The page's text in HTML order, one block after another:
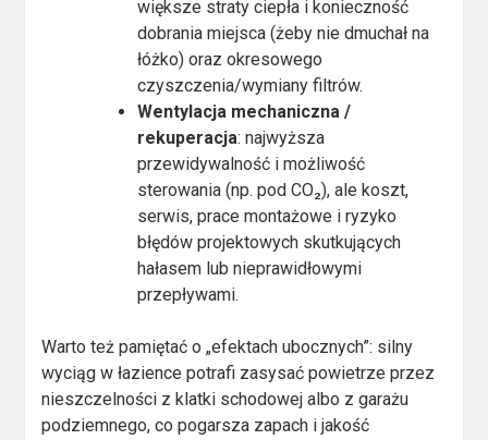
większe straty ciepła i konieczność
dobrania miejsca (żeby nie dmuchał na
łóżko) oraz okresowego
czyszczenia/wymiany filtrów.
Wentylacja mechaniczna /
rekuperacja: najwyższa
przewidywalność i możliwość
sterowania (np. pod CO₂), ale koszt,
serwis, prace montażowe i ryzyko
błędów projektowych skutkujących
hałasem lub nieprawidłowymi
przepływami.
Warto też pamiętać o „efektach ubocznych”: silny
wyciąg w łazience potrafi zasysać powietrze przez
nieszczelności z klatki schodowej albo z garażu
podziemnego, co pogarsza zapach i jakość